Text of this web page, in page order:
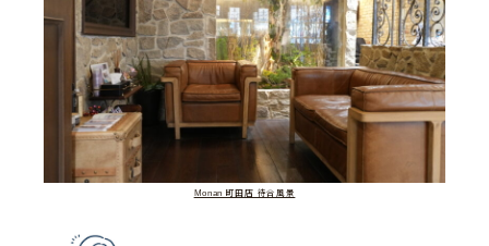
Monan 町田店 待合風景